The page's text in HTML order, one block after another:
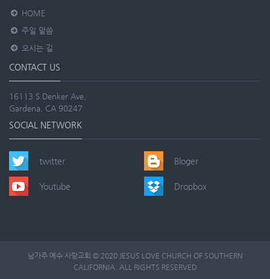
HOME
주일 말씀
오시는 길
CONTACT US
16113 S.Denker Ave,
Gardena, CA 90247
SOCIAL NETWORK
twitter
Youtube
Bloger
Dropbox
남가주 예수 사랑교회 © 2020 JESUS LOVE CHURCH OF SOUTHERN
CALIFORNIA. ALL RIGHTS RESERVED